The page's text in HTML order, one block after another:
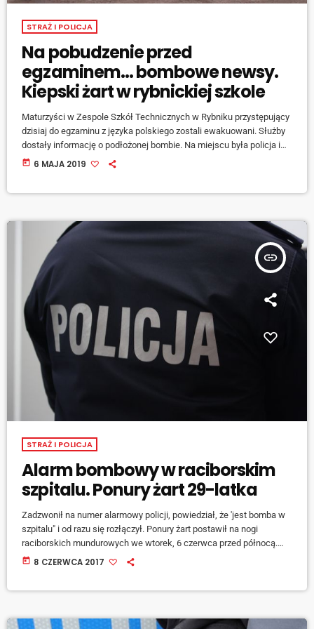
STRAŻ I POLICJA
Na pobudzenie przed
egzaminem… bombowe newsy.
Kiepski żart w rybnickiej szkole
Maturzyści w Zespole Szkół Technicznych w Rybniku przystępujący
dzisiaj do egzaminu z języka polskiego zostali ewakuowani. Służby
dostały informację o podłożonej bombie. Na miejscu była policja i
nieetatowy zespół do rozpoznania minersko-pirotechnicznego, który
today 6 MAJA 2019
insert_link
STRAŻ I POLICJA
Alarm bombowy w raciborskim
szpitalu. Ponury żart 29-latka
Zadzwonił na numer alarmowy policji, powiedział, że 'jest bomba w
szpitalu" i od razu się rozłączył. Ponury żart postawił na nogi
raciborskich mundurowych we wtorek, 6 czerwca przed północą.
Chodziło o szpital rejonowy w Raciborzu. Po sprawdzeniu budynków
today 8 CZERWCA 2017